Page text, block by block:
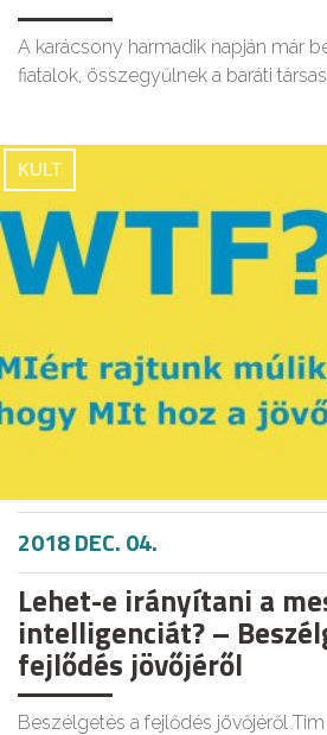
A karácsony harmadik napján már
fiatalok, összegyűlnek a baráti
KULT
2018 DEC. 04.
Lehet-e irányítani a
intelligenciát? –
fejlődés jövőjéről
Beszélgetés a fejlődés jövőjéről Tim